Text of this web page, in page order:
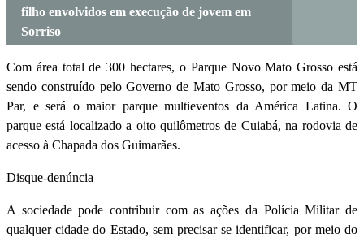
filho envolvidos em execução de jovem em
Sorriso
Com área total de 300 hectares, o Parque Novo Mato Grosso está
sendo construído pelo Governo de Mato Grosso, por meio da MT
Par, e será o maior parque multieventos da América Latina. O
parque está localizado a oito quilômetros de Cuiabá, na rodovia de
acesso à Chapada dos Guimarães.
Disque-denúncia
A sociedade pode contribuir com as ações da Polícia Militar de
qualquer cidade do Estado, sem precisar se identificar, por meio do